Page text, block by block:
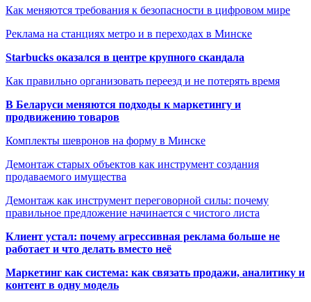
Как меняются требования к безопасности в цифровом мире
Реклама на станциях метро и в переходах в Минске
Starbucks оказался в центре крупного скандала
Как правильно организовать переезд и не потерять время
В Беларуси меняются подходы к маркетингу и
продвижению товаров
Комплекты шевронов на форму в Минске
Демонтаж старых объектов как инструмент создания
продаваемого имущества
Демонтаж как инструмент переговорной силы: почему
правильное предложение начинается с чистого листа
Клиент устал: почему агрессивная реклама больше не
работает и что делать вместо неё
Маркетинг как система: как связать продажи, аналитику и
контент в одну модель